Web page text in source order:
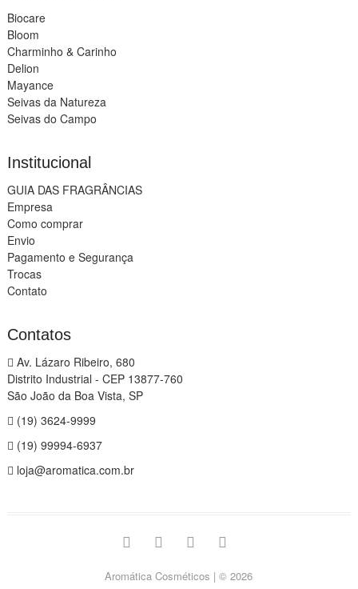
Biocare
Bloom
Charminho & Carinho
Delion
Mayance
Seivas da Natureza
Seivas do Campo
Institucional
GUIA DAS FRAGRÂNCIAS
Empresa
Como comprar
Envio
Pagamento e Segurança
Trocas
Contato
Contatos
Av. Lázaro Ribeiro, 680
Distrito Industrial - CEP 13877-760
São João da Boa Vista, SP
(19) 3624-9999
(19) 99994-6937
loja@aromatica.com.br
instagramfacebookyoutube
Aromática Cosméticos | © 2026